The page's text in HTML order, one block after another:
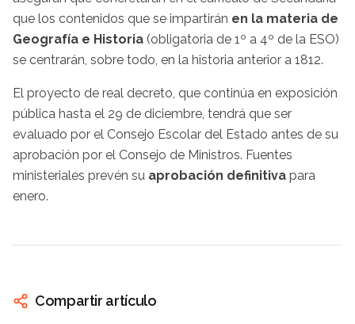
que los contenidos que se impartirán en la materia de
Geografía e Historia (obligatoria de 1º a 4º de la ESO)
se centrarán, sobre todo, en la historia anterior a 1812.
El proyecto de real decreto, que continúa en exposición
pública hasta el 29 de diciembre, tendrá que ser
evaluado por el Consejo Escolar del Estado antes de su
aprobación por el Consejo de Ministros. Fuentes
ministeriales prevén su aprobación definitiva para
enero.
Compartir artículo